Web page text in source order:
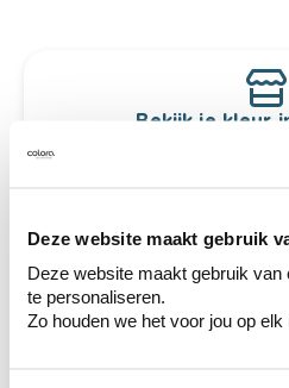
Deze website maakt gebruik
Deze website maakt gebruik
te personaliseren.
Zo houden we het voor jou op
Bekijk je kleur
Ontdek er
te verfijnen.
Krijg persoonlijk
combineren.